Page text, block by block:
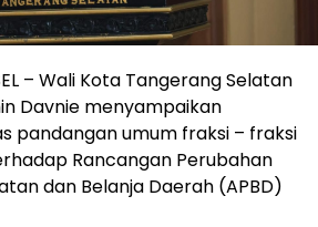
– Wali Kota Tangerang Selatan
Davnie menyampaikan
pandangan umum fraksi – fraksi
Rancangan Perubahan
dan Belanja Daerah (APBD)